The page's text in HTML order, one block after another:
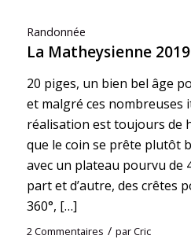
Randonnée
La Matheysienne 2019
20 piges, un bien bel âge
et malgré ces nombreuses
réalisation est toujours de
que le coin se prête plutôt
avec un plateau pourvu de
part et d’autre, des crêtes
360°, […]
2 Commentaires / parCric